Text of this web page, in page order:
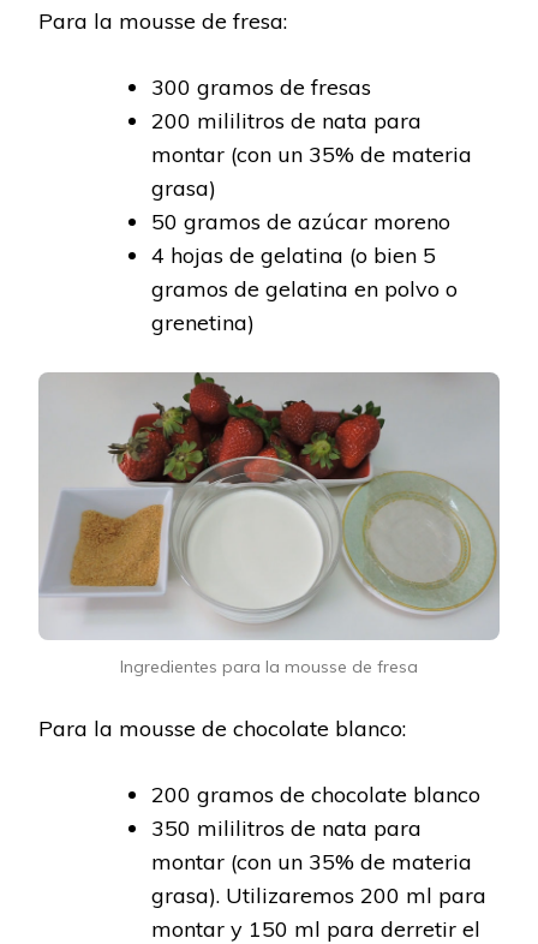
Para la mousse de fresa:
300 gramos de fresas
200 mililitros de nata para
montar (con un 35% de materia
grasa)
50 gramos de azúcar moreno
4 hojas de gelatina (o bien 5
gramos de gelatina en polvo o
grenetina)
Ingredientes para la mousse de fresa
Para la mousse de chocolate blanco:
200 gramos de chocolate blanco
350 mililitros de nata para
montar (con un 35% de materia
grasa). Utilizaremos 200 ml para
montar y 150 ml para derretir el